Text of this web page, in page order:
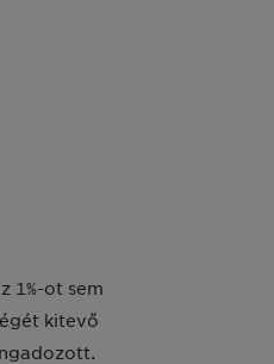
1%-ot sem
kitevő